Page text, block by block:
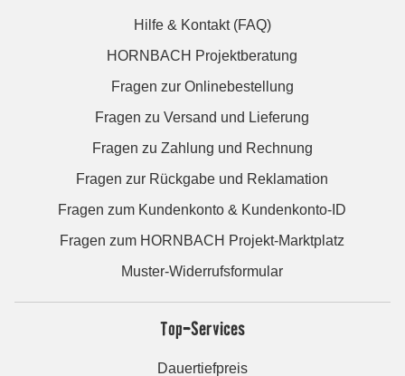
Hilfe & Kontakt (FAQ)
HORNBACH Projektberatung
Fragen zur Onlinebestellung
Fragen zu Versand und Lieferung
Fragen zu Zahlung und Rechnung
Fragen zur Rückgabe und Reklamation
Fragen zum Kundenkonto & Kundenkonto-ID
Fragen zum HORNBACH Projekt-Marktplatz
Muster-Widerrufsformular
Top-Services
Dauertiefpreis